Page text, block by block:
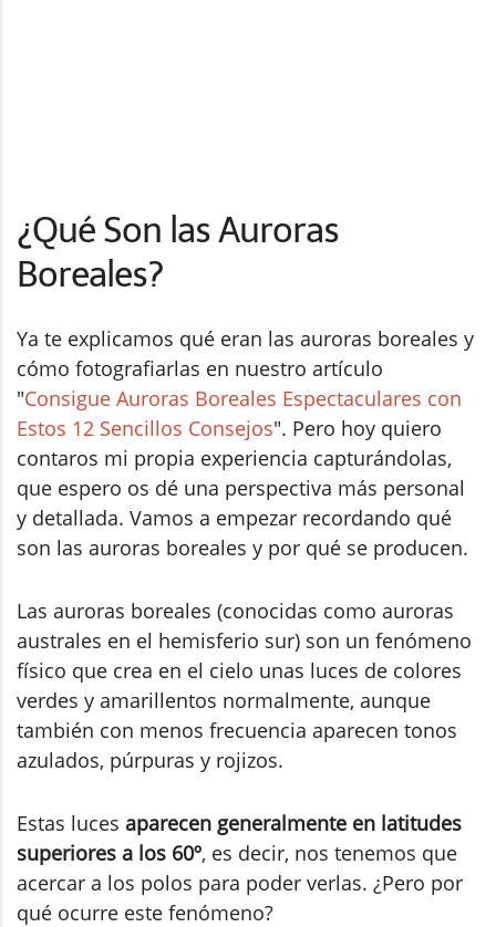
¿Qué Son las Auroras
Boreales?
Ya te explicamos qué eran las auroras boreales y
cómo fotografiarlas en nuestro artículo
"Consigue Auroras Boreales Espectaculares con
Estos 12 Sencillos Consejos". Pero hoy quiero
contaros mi propia experiencia capturándolas,
que espero os dé una perspectiva más personal
y detallada. Vamos a empezar recordando qué
son las auroras boreales y por qué se producen.
Las auroras boreales (conocidas como auroras
australes en el hemisferio sur) son un fenómeno
físico que crea en el cielo unas luces de colores
verdes y amarillentos normalmente, aunque
también con menos frecuencia aparecen tonos
azulados, púrpuras y rojizos.
Estas luces aparecen generalmente en latitudes
superiores a los 60º, es decir, nos tenemos que
acercar a los polos para poder verlas. ¿Pero por
qué ocurre este fenómeno?